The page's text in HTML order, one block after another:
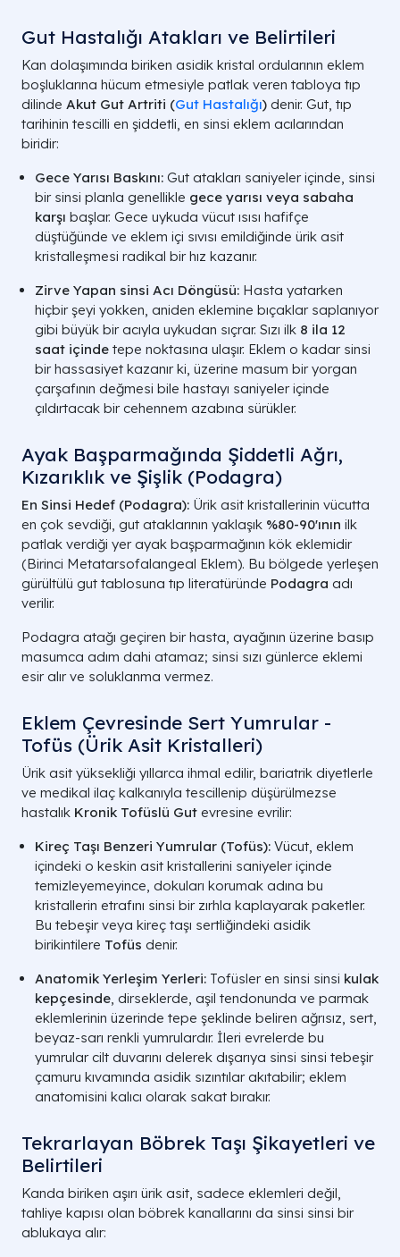
Gut Hastalığı Atakları ve Belirtileri
Kan dolaşımında biriken asidik kristal ordularının eklem
boşluklarına hücum etmesiyle patlak veren tabloya tıp
dilinde Akut Gut Artriti (Gut Hastalığı) denir. Gut, tıp
tarihinin tescilli en şiddetli, en sinsi eklem acılarından
biridir:
Gece Yarısı Baskını: Gut atakları saniyeler içinde, sinsi
bir sinsi planla genellikle gece yarısı veya sabaha
karşı başlar. Gece uykuda vücut ısısı hafifçe
düştüğünde ve eklem içi sıvısı emildiğinde ürik asit
kristalleşmesi radikal bir hız kazanır.
Zirve Yapan sinsi Acı Döngüsü: Hasta yatarken
hiçbir şeyi yokken, aniden eklemine bıçaklar saplanıyor
gibi büyük bir acıyla uykudan sıçrar. Sızı ilk 8 ila 12
saat içinde tepe noktasına ulaşır. Eklem o kadar sinsi
bir hassasiyet kazanır ki, üzerine masum bir yorgan
çarşafının değmesi bile hastayı saniyeler içinde
çıldırtacak bir cehennem azabına sürükler.
Ayak Başparmağında Şiddetli Ağrı,
Kızarıklık ve Şişlik (Podagra)
En Sinsi Hedef (Podagra): Ürik asit kristallerinin vücutta
en çok sevdiği, gut ataklarının yaklaşık %80-90'ının ilk
patlak verdiği yer ayak başparmağının kök eklemidir
(Birinci Metatarsofalangeal Eklem). Bu bölgede yerleşen
gürültülü gut tablosuna tıp literatüründe Podagra adı
verilir.
Podagra atağı geçiren bir hasta, ayağının üzerine basıp
masumca adım dahi atamaz; sinsi sızı günlerce eklemi
esir alır ve soluklanma vermez.
Eklem Çevresinde Sert Yumrular -
Tofüs (Ürik Asit Kristalleri)
Ürik asit yüksekliği yıllarca ihmal edilir, bariatrik diyetlerle
ve medikal ilaç kalkanıyla tescillenip düşürülmezse
hastalık Kronik Tofüslü Gut evresine evrilir:
Kireç Taşı Benzeri Yumrular (Tofüs): Vücut, eklem
içindeki o keskin asit kristallerini saniyeler içinde
temizleyemeyince, dokuları korumak adına bu
kristallerin etrafını sinsi bir zırhla kaplayarak paketler.
Bu tebeşir veya kireç taşı sertliğindeki asidik
birikintilere Tofüs denir.
Anatomik Yerleşim Yerleri: Tofüsler en sinsi sinsi kulak
kepçesinde, dirseklerde, aşil tendonunda ve parmak
eklemlerinin üzerinde tepe şeklinde beliren ağrısız, sert,
beyaz-sarı renkli yumrulardır. İleri evrelerde bu
yumrular cilt duvarını delerek dışarıya sinsi sinsi tebeşir
çamuru kıvamında asidik sızıntılar akıtabilir; eklem
anatomisini kalıcı olarak sakat bırakır.
Tekrarlayan Böbrek Taşı Şikayetleri ve
Belirtileri
Kanda biriken aşırı ürik asit, sadece eklemleri değil,
tahliye kapısı olan böbrek kanallarını da sinsi sinsi bir
ablukaya alır: